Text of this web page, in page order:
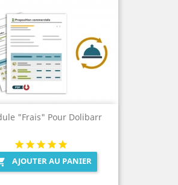
"Frais" Pour Dolibarr
AJOUTER AU PANIER